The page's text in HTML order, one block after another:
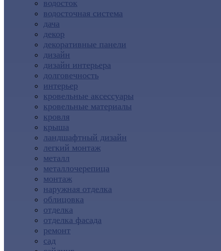
водосток
водосточная система
дача
декор
декоративные панели
дизайн
дизайн интерьера
долговечность
интерьер
кровельные аксессуары
кровельные материалы
кровля
крыша
ландшафтный дизайн
легкий монтаж
металл
металлочерепица
монтаж
наружная отделка
облицовка
отделка
отделка фасада
ремонт
сад